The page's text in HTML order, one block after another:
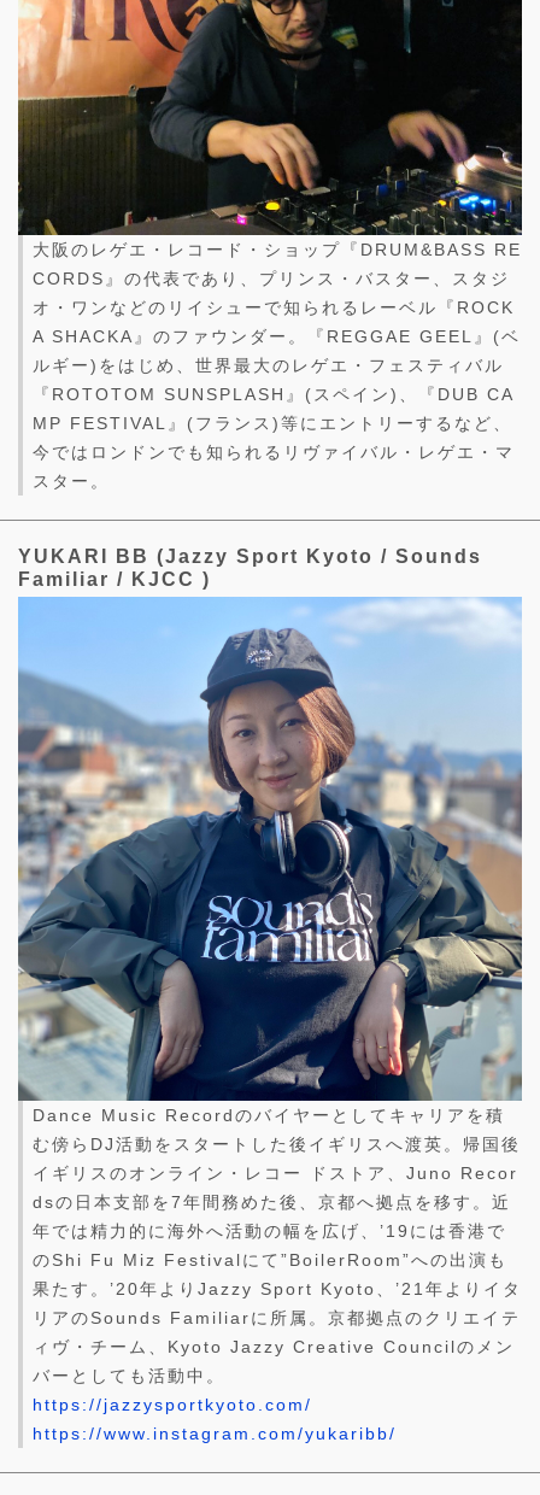
大阪のレゲエ・レコード・ショップ『DRUM&BASS RE
CORDS』の代表であり、プリンス・バスター、スタジ
オ・ワンなどのリイシューで知られるレーベル『ROCK
A SHACKA』のファウンダー。『REGGAE GEEL』(ベ
ルギー)をはじめ、世界最大のレゲエ・フェスティバル
『ROTOTOM SUNSPLASH』(スペイン)、『DUB CA
MP FESTIVAL』(フランス)等にエントリーするなど、
今ではロンドンでも知られるリヴァイバル・レゲエ・マ
スター。
YUKARI BB (Jazzy Sport Kyoto / Sounds
Familiar / KJCC )
Dance Music Recordのバイヤーとしてキャリアを積
む傍らDJ活動をスタートした後イギリスへ渡英。帰国後
イギリスのオンライン・レコー ドストア、Juno Recor
dsの日本支部を7年間務めた後、京都へ拠点を移す。近
年では精力的に海外へ活動の幅を広げ、’19には香港で
のShi Fu Miz Festivalにて”BoilerRoom”への出演も
果たす。’20年よりJazzy Sport Kyoto、’21年よりイタ
リアのSounds Familiarに所属。京都拠点のクリエイテ
ィヴ・チーム、Kyoto Jazzy Creative Councilのメン
バーとしても活動中。
https://jazzysportkyoto.com/
https://www.instagram.com/yukaribb/